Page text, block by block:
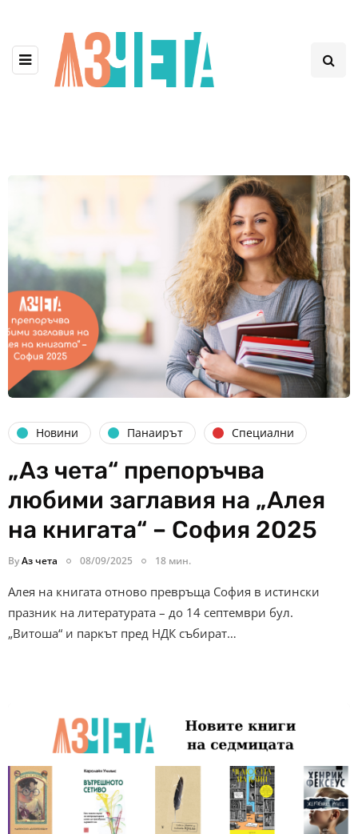
Новини Панаирът Специални
„Аз чета“ препоръчва
любими заглавия на „Алея
на книгата“ – София 2025
ByАз чета 08/09/2025 18 мин.
Алея на книгата отново превръща София в истински
празник на литературата – до 14 септември бул.
„Витоша“ и паркът пред НДК събират…